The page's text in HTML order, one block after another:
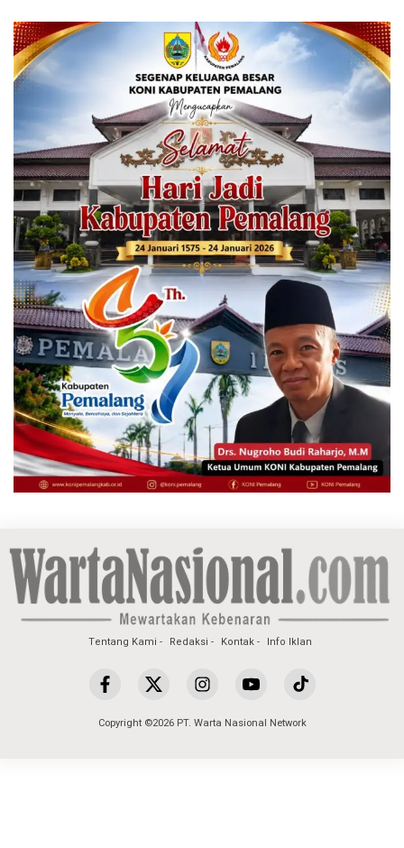
Tentang Kami Redaksi Kontak Info Iklan
Copyright ©2026 PT. Warta Nasional Network